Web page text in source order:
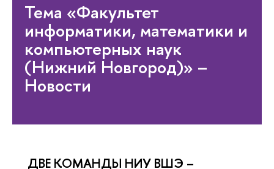
Тема «Факультет
информатики, математики и
компьютерных наук
(Нижний Новгород)» –
Новости
ДВЕ КОМАНДЫ НИУ ВШЭ –